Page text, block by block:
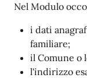
Nel Modulo
i dati
familiare;
il Comune o
l'indirizzo